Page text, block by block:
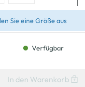
Sie eine Größe aus
Verfügbar
In den Warenkorb